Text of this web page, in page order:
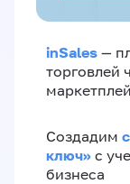
inSales —
торговлей
Создадим
ключ» с
бизнеса